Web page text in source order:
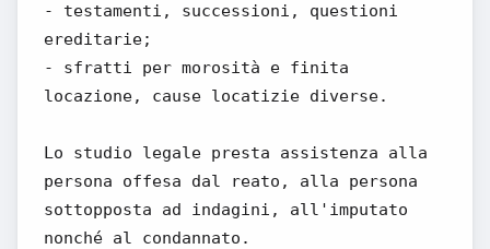
- testamenti, successioni, questioni
ereditarie;
- sfratti per morosità e finita
locazione, cause locatizie diverse.
Lo studio legale presta assistenza alla
persona offesa dal reato, alla persona
sottopposta ad indagini, all'imputato
nonché al condannato.